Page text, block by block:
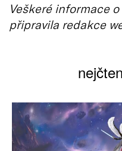
Veškeré informace
připravila redakce